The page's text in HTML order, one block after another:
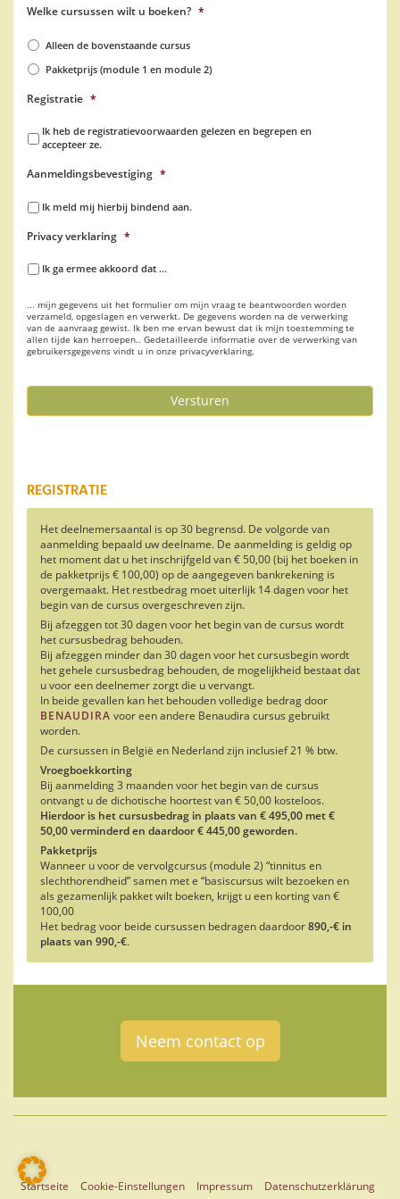
Welke cursussen wilt u boeken? *
Alleen de bovenstaande cursus
Pakketprijs (module 1 en module 2)
Registratie *
Ik heb de registratievoorwaarden gelezen en begrepen en
accepteer ze.
Aanmeldingsbevestiging *
Ik meld mij hierbij bindend aan.
Privacy verklaring *
Ik ga ermee akkoord dat ...
... mijn gegevens uit het formulier om mijn vraag te beantwoorden worden
verzameld, opgeslagen en verwerkt. De gegevens worden na de verwerking
van de aanvraag gewist. Ik ben me ervan bewust dat ik mijn toestemming te
allen tijde kan herroepen.. Gedetailleerde informatie over de verwerking van
gebruikersgegevens vindt u in onze privacyverklaring.
Versturen
REGISTRATIE
Het deelnemersaantal is op 30 begrensd. De volgorde van
aanmelding bepaald uw deelname. De aanmelding is geldig op
het moment dat u het inschrijfgeld van € 50,00 (bij het boeken in
de pakketprijs € 100,00) op de aangegeven bankrekening is
overgemaakt. Het restbedrag moet uiterlijk 14 dagen voor het
begin van de cursus overgeschreven zijn.
Bij afzeggen tot 30 dagen voor het begin van de cursus wordt
het cursusbedrag behouden.
Bij afzeggen minder dan 30 dagen voor het cursusbegin wordt
het gehele cursusbedrag behouden, de mogelijkheid bestaat dat
u voor een deelnemer zorgt die u vervangt.
In beide gevallen kan het behouden volledige bedrag door
BENAUDIRA voor een andere Benaudira cursus gebruikt
worden.
De cursussen in België en Nederland zijn inclusief 21 % btw.
Vroegboekkorting
Bij aanmelding 3 maanden voor het begin van de cursus
ontvangt u de dichotische hoortest van € 50,00 kosteloos.
Hierdoor is het cursusbedrag in plaats van € 495,00 met €
50,00 verminderd en daardoor € 445,00 geworden.
Pakketprijs
Wanneer u voor de vervolgcursus (module 2) “tinnitus en
slechthorendheid” samen met e “basiscursus wilt bezoeken en
als gezamenlijk pakket wilt boeken, krijgt u een korting van €
100,00
Het bedrag voor beide cursussen bedragen daardoor890,-€ in
plaats van 990,-€.
Neem contact op
Startseite Cookie-Einstellungen Impressum Datenschutzerklärung